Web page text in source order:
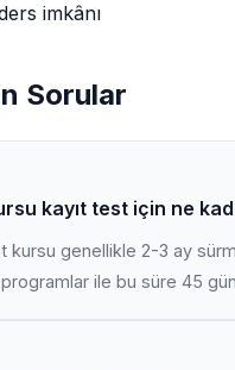
imkânı
Sorular
kayıt test için ne
kursu genellikle 2-3 ay
ile bu süre 45